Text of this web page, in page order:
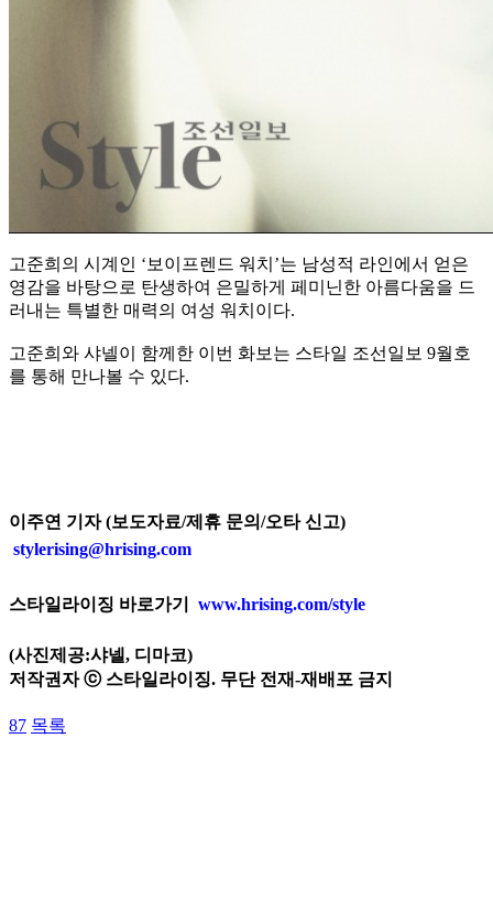
고준희의 시계인 ‘보이프렌드 워치’는 남성적 라인에서 얻은
영감을 바탕으로 탄생하여 은밀하게 페미닌한 아름다움을 드
러내는 특별한 매력의 여성 워치이다.
고준희와 샤넬이 함께한 이번 화보는 스타일 조선일보 9월호
를 통해 만나볼 수 있다.
이주연 기자 (보도자료/제휴 문의/오타 신고)
stylerising@hrising.com
스타일라이징 바로가기 www.hrising.com/style
(사진제공:샤넬, 디마코)
저작권자 ⓒ 스타일라이징. 무단 전재-재배포 금지
87 목록